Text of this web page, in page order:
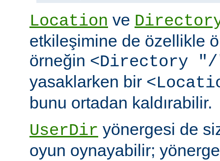
Location ve
etkileşimine de özellikle
örneğin <Directory "/
yasaklarken bir
bunu ortadan kaldırabilir.
UserDir yönergesi de
oyun oynayabilir;